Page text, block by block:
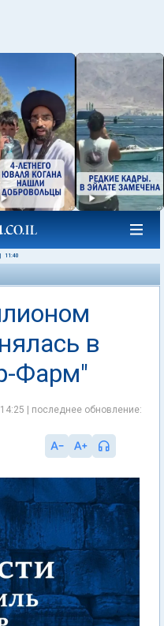
11:40
в
Фарм"
| последнее обновление: